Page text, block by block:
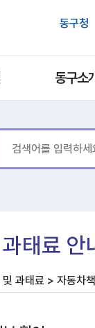
동구청
동구소
태료 안
과태료 > 자동차